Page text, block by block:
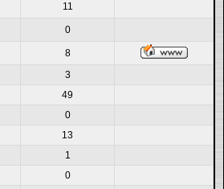
11
0
8
3
49
0
13
1
0